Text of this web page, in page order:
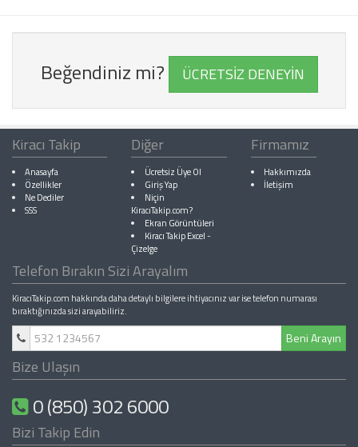
Beğendiniz mi? ÜCRETSİZ DENEYİN
Kiracı Takip
Anasayfa
Özellikler
Ne Dediler
SSS
Diğer
Ücretsiz Üye Ol
Giriş Yap
Niçin
KiracıTakip.com?
Ekran Görüntüleri
Kiracı Takip Excel-
Çizelge
Firmamız
Hakkımızda
İletişim
Telefon Bırakın Sizi Arayalım
KiracıTakip.com hakkında daha detaylı bilgilere ihtiyacınız var ise telefon numarası
bıraktığınızda sizi arayabiliriz.
Beni Arayın
Bize Ulaşın
0 (850) 302 6000
Bizi Takip Edin